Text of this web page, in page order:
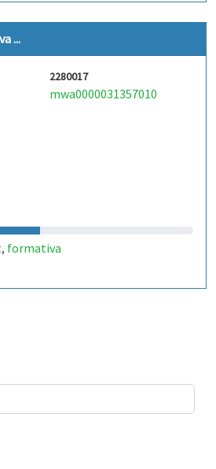
...
2280017
mwa0000031357010
, formativa